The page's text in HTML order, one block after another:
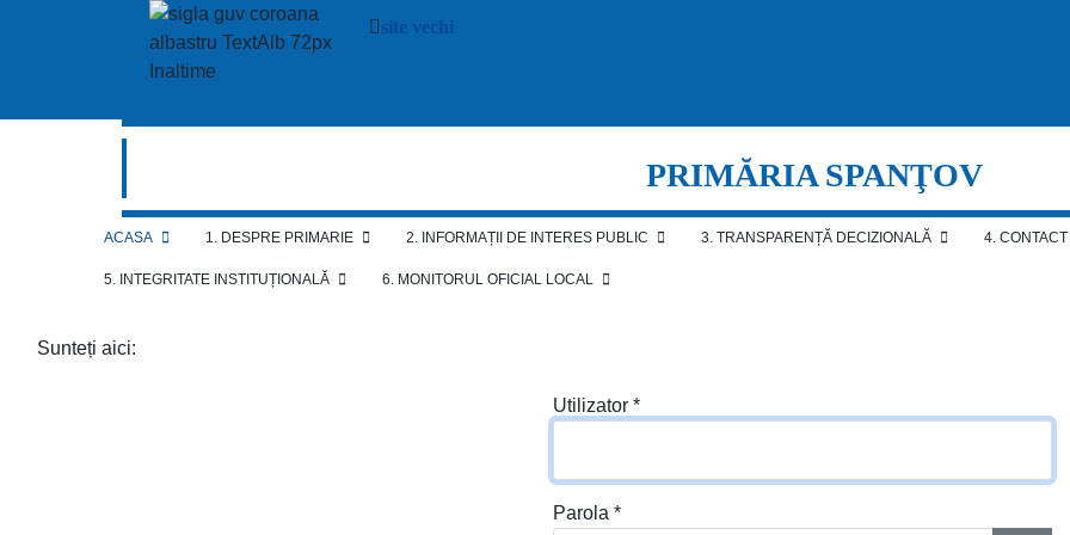
site vechi
PRIMĂRIA SPANŢOV
ACASA 1. DESPRE PRIMARIE 2. INFORMAȚII DE INTERES PUBLIC 3. TRANSPARENȚĂ DECIZIONALĂ 4. CONTACT
5. INTEGRITATE INSTITUȚIONALĂ 6. MONITORUL OFICIAL LOCAL
Sunteți aici:
Utilizator *
Parola *